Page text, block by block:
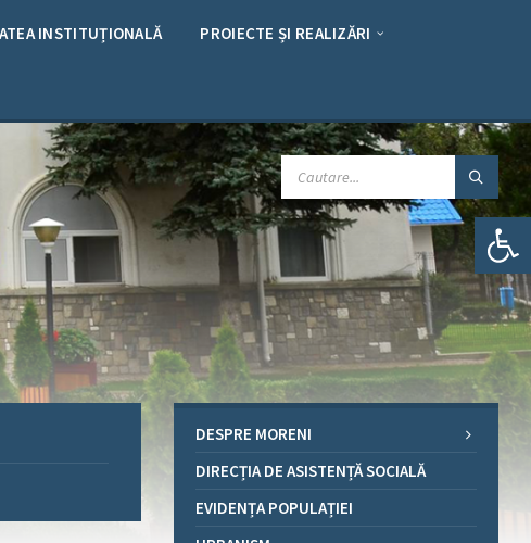
Deschide bara de unelte
INSTITUȚIONALĂ PROIECTE ȘI REALIZĂRI
CAUTARE:
DESPRE MORENI
DIRECȚIA DE ASISTENȚĂ SOCIALĂ
EVIDENȚA POPULAȚIEI